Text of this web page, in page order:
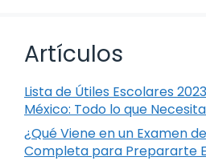
Artículos
Lista de Útiles Escolares
México: Todo lo que
¿Qué Viene en un Examen
Completa para Prepararte